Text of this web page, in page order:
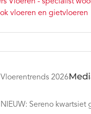
Vloerentrends 2026
NIEUW: Sereno kwartsiet